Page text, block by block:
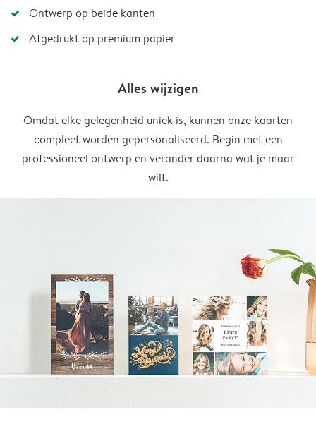
Ontwerp op beide kanten
Afgedrukt op premium papier
Alles wijzigen
Omdat elke gelegenheid uniek is, kunnen onze kaarten
compleet worden gepersonaliseerd. Begin met een
professioneel ontwerp en verander daarna wat je maar
wilt.